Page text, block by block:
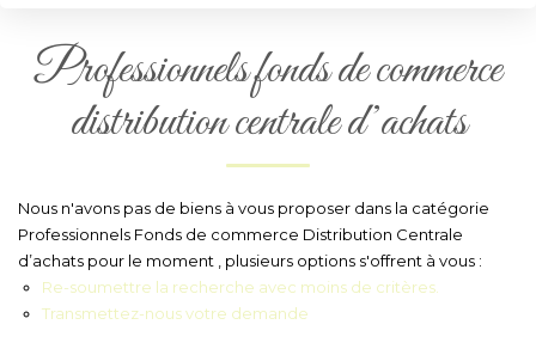
CONSEIL
Notre Histoire
Notre Équipe
Sélectionnez...
Type de bien
Surface min
Budget max Plus de critères
Créer une alerte
Professionnels fonds de commerce
distribution centrale d’achats
Nous n'avons pas de biens à vous proposer dans la catégorie
Professionnels Fonds de commerce Distribution Centrale
d’achats pour le moment , plusieurs options s'offrent à vous :
Re-soumettre la recherche avec moins de critères.
Transmettez-nous votre demande